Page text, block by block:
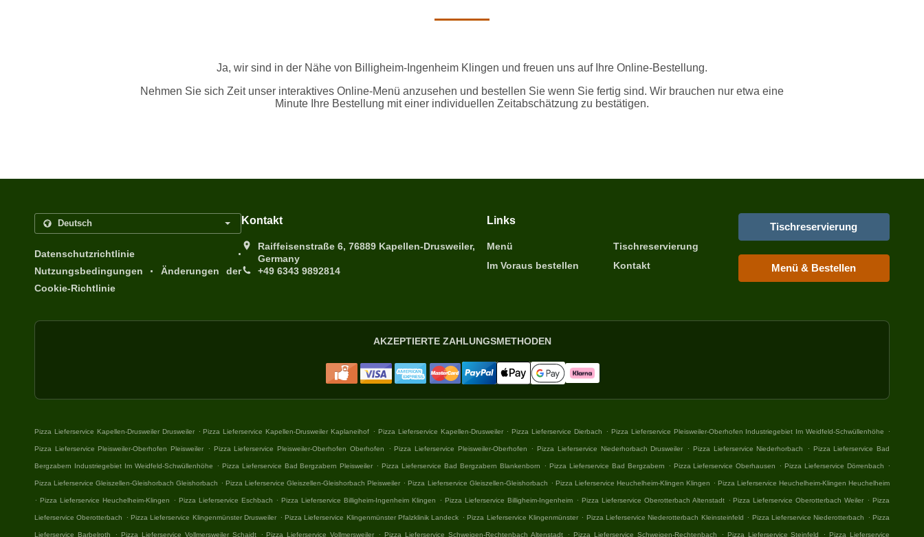
Ja, wir sind in der Nähe von Billigheim-Ingenheim Klingen und freuen uns auf Ihre Online-Bestellung.
Nehmen Sie sich Zeit unser interaktives Online-Menü anzusehen und bestellen Sie wenn Sie fertig sind. Wir brauchen nur etwa eine
Minute Ihre Bestellung mit einer individuellen Zeitabschätzung zu bestätigen.
Datenschutzrichtlinie .
Nutzungsbedingungen .
Änderungen der
Cookie-Richtlinie
Kontakt
Raiffeisenstraße 6, 76889 Kapellen-Drusweiler,
Germany
+49 6343 9892814
Links
Menü
Tischreservierung
Im Voraus bestellen
Kontakt
Tischreservierung
Menü & Bestellen
AKZEPTIERTE ZAHLUNGSMETHODEN
Pizza Lieferservice Kapellen-Drusweiler Drusweiler Pizza Lieferservice Kapellen-Drusweiler Kaplaneihof Pizza Lieferservice Kapellen-Drusweiler Pizza Lieferservice Dierbach Pizza Lieferservice Pleisweiler-Oberhofen Industriegebiet Im Weidfeld-Schwüllenhöhe
Pizza Lieferservice Pleisweiler-Oberhofen Pleisweiler Pizza Lieferservice Pleisweiler-Oberhofen Oberhofen Pizza Lieferservice Pleisweiler-Oberhofen Pizza Lieferservice Niederhorbach Drusweiler Pizza Lieferservice Niederhorbach Pizza Lieferservice Bad
Bergzabern Industriegebiet Im Weidfeld-Schwüllenhöhe Pizza Lieferservice Bad Bergzabern Pleisweiler Pizza Lieferservice Bad Bergzabern Blankenborn Pizza Lieferservice Bad Bergzabern Pizza Lieferservice Oberhausen Pizza Lieferservice Dörrenbach
Pizza Lieferservice Gleiszellen-Gleishorbach Gleishorbach Pizza Lieferservice Gleiszellen-Gleishorbach Pleisweiler Pizza Lieferservice Gleiszellen-Gleishorbach Pizza Lieferservice Heuchelheim-Klingen Klingen
Pizza Lieferservice Heuchelheim-Klingen Heuchelheim
Pizza Lieferservice Heuchelheim-Klingen Pizza Lieferservice Eschbach Pizza Lieferservice Billigheim-Ingenheim Klingen Pizza Lieferservice Billigheim-Ingenheim Pizza Lieferservice Oberotterbach Altenstadt Pizza Lieferservice Oberotterbach Weiler Pizza
Lieferservice Oberotterbach Pizza Lieferservice Klingenmünster Drusweiler Pizza Lieferservice Klingenmünster Pfalzklinik Landeck Pizza Lieferservice Klingenmünster Pizza Lieferservice Niederotterbach Kleinsteinfeld Pizza Lieferservice Niederotterbach Pizza
Lieferservice Barbelroth Pizza Lieferservice Vollmersweiler Schaidt Pizza Lieferservice Vollmersweiler Pizza Lieferservice Schweigen-Rechtenbach Altenstadt Pizza Lieferservice Schweigen-Rechtenbach Pizza Lieferservice Steinfeld Pizza Lieferservice